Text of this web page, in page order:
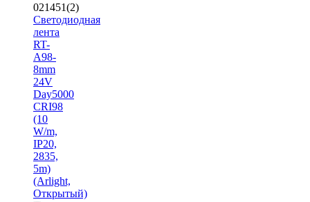
021451(2)
Светодиодная
лента
RT-
A98-
8mm
24V
Day5000
CRI98
(10
W/m,
IP20,
2835,
5m)
(Arlight,
Открытый)